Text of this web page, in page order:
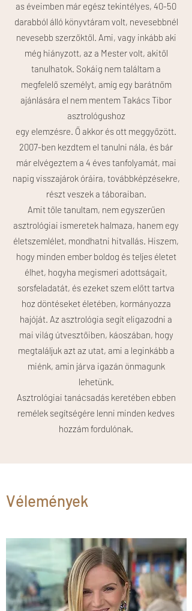
as éveimben már egész tekintélyes, 40-50
darabból álló könyvtáram volt, nevesebbnél
nevesebb szerzőktől. Ami, vagy inkább aki
még hiányzott, az a Mester volt, akitől
tanulhatok. Sokáig nem találtam a
megfelelő személyt, amíg egy barátnőm
ajánlására el nem mentem Takács Tibor
asztrológushoz
egy elemzésre. Ő akkor és ott meggyőzött.
2007-ben kezdtem el tanulni nála, és bár
már elvégeztem a 4 éves tanfolyamát, mai
napig visszajárok óráira, továbbképzésekre,
részt veszek a táboraiban.
Amit tőle tanultam, nem egyszerűen
asztrológiai ismeretek halmaza, hanem egy
életszemlélet, mondhatni hitvallás. Hiszem,
hogy minden ember boldog és teljes életet
élhet, hogyha megismeri adottságait,
sorsfeladatát, és ezeket szem előtt tartva
hoz döntéseket életében, kormányozza
hajóját. Az asztrológia segít eligazodni a
mai világ útvesztőiben, káoszában, hogy
megtaláljuk azt az utat, ami a leginkább a
miénk, amin járva igazán önmagunk
lehetünk.
Asztrológiai tanácsadás keretében ebben
remélek segítségére lenni minden kedves
hozzám fordulónak.
Vélemények